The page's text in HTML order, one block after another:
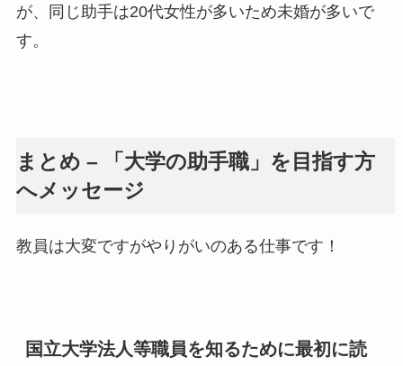
が、同じ助手は20代女性が多いため未婚が多いで
す。
まとめ – 「大学の助手職」を目指す方
へメッセージ
教員は大変ですがやりがいのある仕事です！
国立大学法人等職員を知るために最初に読